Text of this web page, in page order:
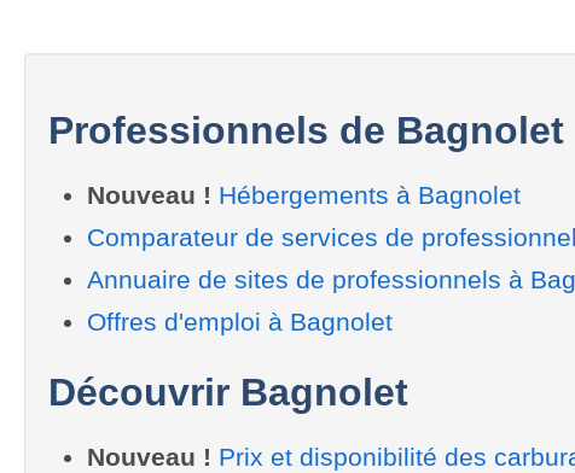
Professionnels de Bagnolet
Nouveau ! Hébergements à Bagnolet
Comparateur de services de
Annuaire de sites de professionnels à
Offres d'emploi à Bagnolet
Découvrir Bagnolet
Nouveau ! Prix et disponibilité des